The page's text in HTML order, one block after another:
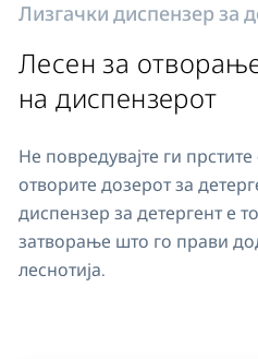
Лизгачки диспензер за
Лесен за
на диспензерот
Не повредувајте ги
отворите дозерот за
диспензер за детергент е
затворање што го прави
леснотија.